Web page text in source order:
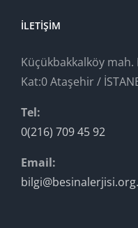
İLETIŞIM
Küçükbakkalköy
Kat:0 Ataşehir /
Tel:
0(216) 709 45 92
Email: